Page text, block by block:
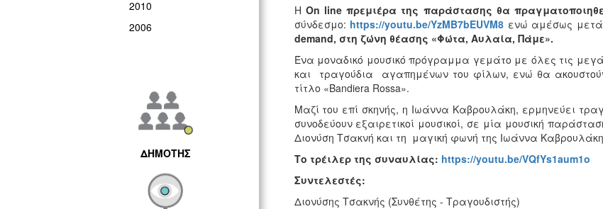
2010
2006
ΔΗΜΟΤΗΣ
Η On line πρεμιέρα της παράστασης θα
σύνδεσμο: https://youtu.be/YzMB7bEUVM8 ενώ αμέσως
demand, στη ζώνη θέασης «Φώτα, Αυλαία, Πάμε».
Ένα μοναδικό μουσικό πρόγραμμα γεμάτο με όλες τις
και τραγούδια αγαπημένων του φίλων, ενώ θα
τίτλο «Bandiera Rossa».
Μαζί του επί σκηνής, η Ιωάννα Καβρουλάκη, ερμηνεύει
συνοδεύουν εξαιρετικοί μουσικοί, σε μία μουσική
Διονύση Τσακνή και τη μαγική φωνή της Ιωάννα
Το τρέιλερ της συναυλίας: https://youtu.be/VQfYs1aum1o
Συντελεστές:
Διονύσης Τσακνής (Συνθέτης - Τραγουδιστής)